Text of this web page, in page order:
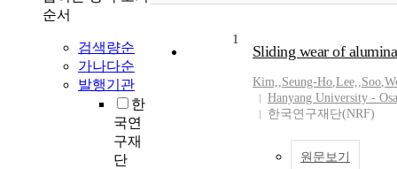
순서
검색량순
가나다순
발행기관
한
국연
구재
단
1
Sliding wear of
Kim,,Seung-Ho,Lee,,Soo,
Hanyang University -
한국연구재단(NRF)
원문보기